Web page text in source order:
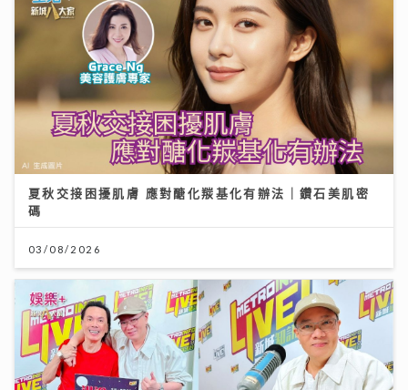
夏秋交接困擾肌膚 應對醣化羰基化有辦法｜鑽石美肌密
碼
03/08/2026